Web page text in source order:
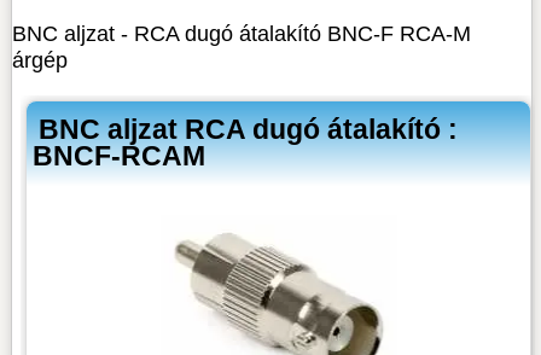
BNC aljzat - RCA dugó átalakító BNC-F RCA-M
árgép
BNC aljzat RCA dugó átalakító :
BNCF-RCAM